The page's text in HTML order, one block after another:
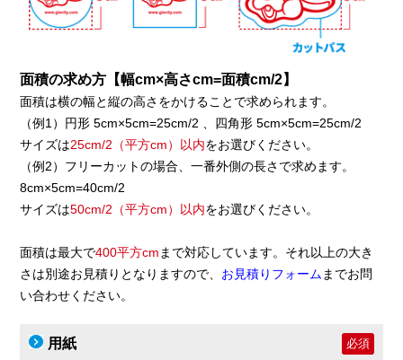
面積の求め方【幅cm×高さcm=面積cm/2】
面積は横の幅と縦の高さをかけることで求められます。
（例1）円形 5cm×5cm=25cm/2 、四角形 5cm×5cm=25cm/2
サイズは25cm/2（平方cm）以内をお選びください。
（例2）フリーカットの場合、一番外側の長さで求めます。
8cm×5cm=40cm/2
サイズは50cm/2（平方cm）以内をお選びください。
面積は最大で400平方cm まで対応しています。それ以上の大き
さは別途お見積りとなりますので、 お見積りフォーム までお問
い合わせください。
用紙 必須